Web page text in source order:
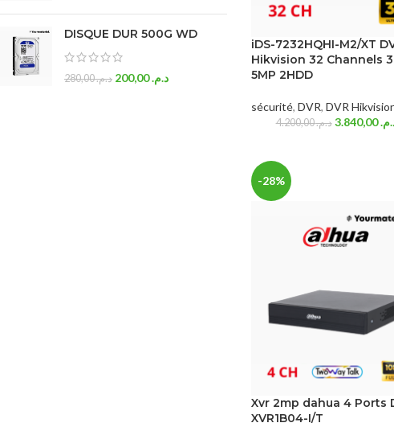
DISQUE DUR 500G WD
د.م.280,00 د.م.200,00
iDS-7232HQHI-M2/XT
Hikvision 32 Channels
5MP 2HDD
sécurité, DVR, DVR
د.م.4.200,00 3.840,00
-28%
Xvr 2mp dahua 4 Ports
XVR1B04-I/T